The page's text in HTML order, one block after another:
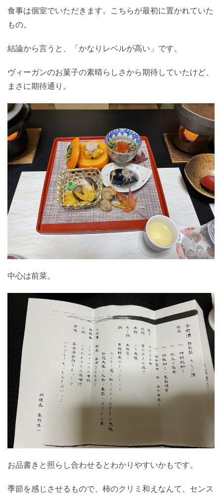
食事は個室でいただきます。こちらが最初に置かれていた
もの。
結論から言うと、「かなりレベルが高い」です。
ヴィーガンのお菓子の素晴らしさから期待していたけど、
まさに期待通り。
中心は前菜。
お品書きと照らし合わせるとわかりやすいかもです。
季節を感じさせるもので、柿のクリミ和えなんて、センス